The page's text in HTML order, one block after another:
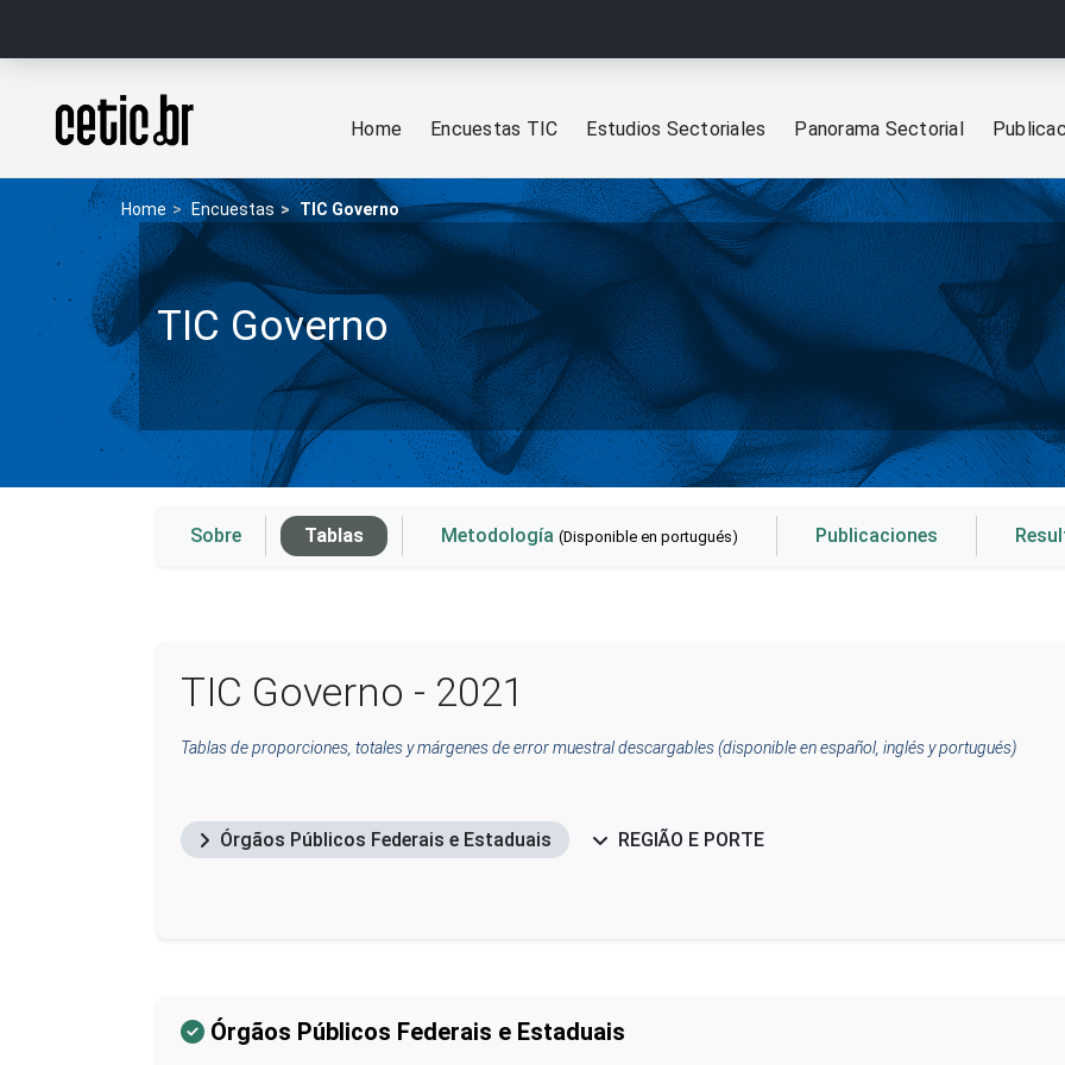
Página inicial
Home Encuestas TIC Estudios Sectoriales Panorama Sectorial
Home Encuestas TIC Governo
TIC Governo
Sobre Tablas Metodología (Disponible en portugués) Publicaciones
TIC Governo - 2021
Tablas de proporciones, totales y márgenes de error muestral descargables (disponible en español, inglés y portugués)
Órgãos Públicos Federais e Estaduais REGIÃO E PORTE
Órgãos Públicos Federais e Estaduais